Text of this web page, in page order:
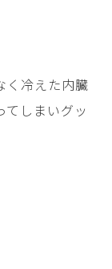
く冷えた内臓
しまいグッ